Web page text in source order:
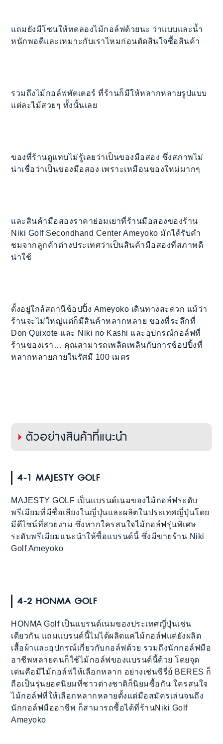
แถมยังมีโซนให้ทดลองไม้กอล์ฟด้วยนะ ว่าแบบและน้ำ
หนักพอดีและเหมาะกับเราไหมก่อนตัดสินใจซื้อสินค้า
รวมถึงไม้กอล์ฟพัตเตอร์ ที่ร้านก็มีให้หลากหลายรูปแบบ
แต่ละไม้สวยๆ ทั้งนั้นเลย
ของที่ร้านดูแทบไม่รู้เลยว่าเป็นของมือสอง ซึ่งสภาพไม่
น่าเชื่อว่าเป็นของมือสอง เพราะเหมือนของใหม่มากๆ
และสินค้ามือสองราคาย่อมเยาที่ร้านมือสองของร้าน
Niki Golf Secondhand Center Ameyoko มักได้รับคำ
ชมจากลูกค้าต่างประเทศว่าเป็นสินค้ามือสองที่สภาพดี
น่าใช้
ตั้งอยู่ใกล้สถานีช้อปปิ้ง Ameyoko เดินทางสะดวก แม้ว่า
ร้านจะไม่ใหญ่แต่ก็มีสินค้าหลากหลาย ของที่ระลึกที่
Don Quixote และ Niki no Kashi และอุปกรณ์กอล์ฟที่
ร้านของเรา… คุณสามารถเพลิดเพลินกับการช้อปปิ้งที่
หลากหลายภายในรัศมี 100 เมตร
ตัวอย่างสินค้าที่แนะนำ
4-1 MAJESTY GOLF
MAJESTY GOLF เป็นแบรนด์เนมของไม้กอล์ฟระดับ
พรีเมียมที่มีชื่อเสียงในญี่ปุ่นและผลิตในประเทศญี่ปุ่นโดย
มีดีไซน์ที่สวยงาม ซึ่งหากใครสนใจไม้กอล์ฟรุ่นพิเศษ
ระดับพรีเมียมแนะนำให้ซื้อแบรนด์นี้ ซึ่งมีขายร้าน Niki
Golf Ameyoko
4-2 HONMA GOLF
HONMA Golf เป็นแบรนด์เนมของประเทศญี่ปุ่นเช่น
เดียวกัน แถมแบรนด์นี้ไม่ได้ผลิตแค่ไม้กอล์ฟแต่ยังผลิต
เสื้อผ้าและอุปกรณ์เกี่ยวกับกอล์ฟด้วย รวมถึงนักกอล์ฟมือ
อาชีพหลายคนก็ใช้ไม้กอล์ฟของแบรนด์นี้ด้วย โดยจุด
เด่นคือมีไม้กอล์ฟให้เลือกหลาก อย่างเช่นซีรี่ย์ BERES ก็
ถือเป็นรุ่นยอดนิยมที่ชาวต่างชาติก็นิยมซื้อกัน ใครสนใจ
ไม้กอล์ฟที่ให้เลือกหลากหลายตั้งแต่มือสมัครเล่นจนถึง
นักกอล์ฟมืออาชีพ ก็สามารถซื้อได้ที่ร้านNiki Golf
Ameyoko